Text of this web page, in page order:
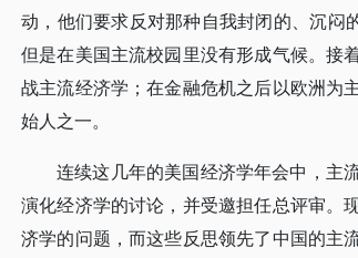
动，他们要求反对那种自我封闭的、沉闷
但是在美国主流校园里没有形成气候。接
战主流经济学；在金融危机之后以欧洲为
始人之一。
连续这几年的美国经济学年会中，主
演化经济学的讨论，并受邀担任总评审。
济学的问题，而这些反思领先了中国的主